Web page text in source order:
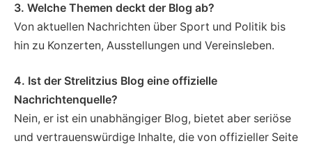
3. Welche Themen deckt der Blog ab?
Von aktuellen Nachrichten über Sport und Politik bis
hin zu Konzerten, Ausstellungen und Vereinsleben.
4. Ist der Strelitzius Blog eine offizielle
Nachrichtenquelle?
Nein, er ist ein unabhängiger Blog, bietet aber seriöse
und vertrauenswürdige Inhalte, die von offizieller Seite